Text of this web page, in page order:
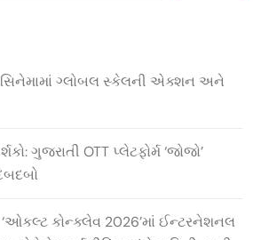
સિનેમામાં ગ્લોબલ સ્કેલની એક્શન અને
ગુજરાતી OTT પ્લેટફોર્મ ‘જોજો’
‘ઓકલ્ટ કોન્ક્લેવ 2026’માં ઈન્ટરનેશનલ